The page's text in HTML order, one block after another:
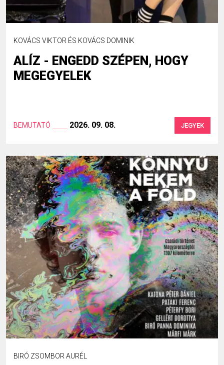
KOVÁCS VIKTOR ÉS KOVÁCS DOMINIK
ALÍZ - ENGEDD SZÉPEN, HOGY
MEGEGYELEK
BEMUTATÓ 2026. 09. 08. JEGYEK
BIRÓ ZSOMBOR AURÉL